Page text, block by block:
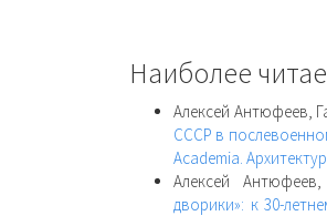
Наиболее
Алексей Антюфеев,
СССР в
Academia.
Алексей
дворики»: к 30-